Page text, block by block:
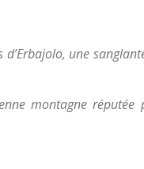
une
montagne réputée